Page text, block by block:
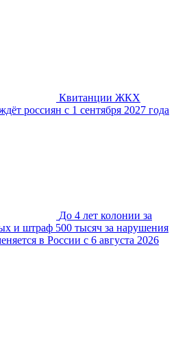
Квитанции ЖКХ
россиян с 1 сентября 2027 года
До 4 лет колонии за
и штраф 500 тысяч за нарушения
в России с 6 августа 2026